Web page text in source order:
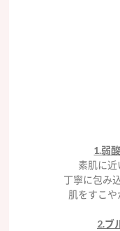
1.弱
素肌に
丁寧に包み
肌をすこや
2.ブ